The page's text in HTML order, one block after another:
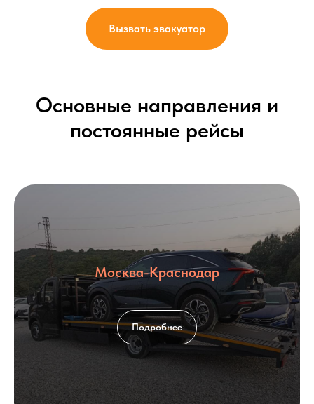
Вызвать эвакуатор
Основные направления и
постоянные рейсы
Москва-Краснодар
Подробнее